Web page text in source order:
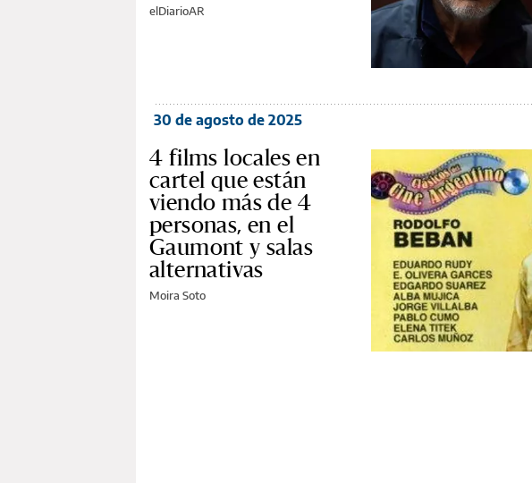
elDiarioAR
30 de agosto de 2025
4 films locales en
cartel que están
viendo más de 4
personas, en el
Gaumont y salas
alternativas
Moira Soto